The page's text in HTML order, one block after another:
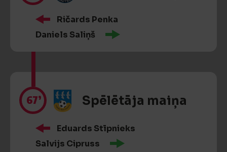
Ričards Penka
Daniels Saliņš
67’ Spēlētāja maiņa
Eduards Stīpnieks
Salvijs Cipruss